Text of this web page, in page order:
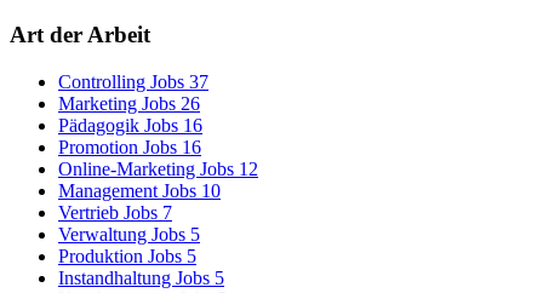
Art der Arbeit
Controlling Jobs 37
Marketing Jobs 26
Pädagogik Jobs 16
Promotion Jobs 16
Online-Marketing Jobs 12
Management Jobs 10
Vertrieb Jobs 7
Verwaltung Jobs 5
Produktion Jobs 5
Instandhaltung Jobs 5